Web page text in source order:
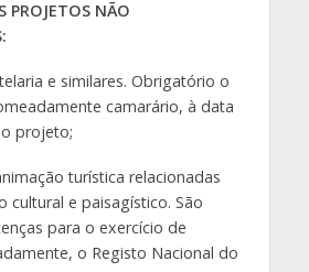
PROJETOS NÃO
e similares. Obrigatório o
camarário, à data
projeto;
turística relacionadas
cultural e paisagístico. São
para o exercício de
o Registo Nacional do